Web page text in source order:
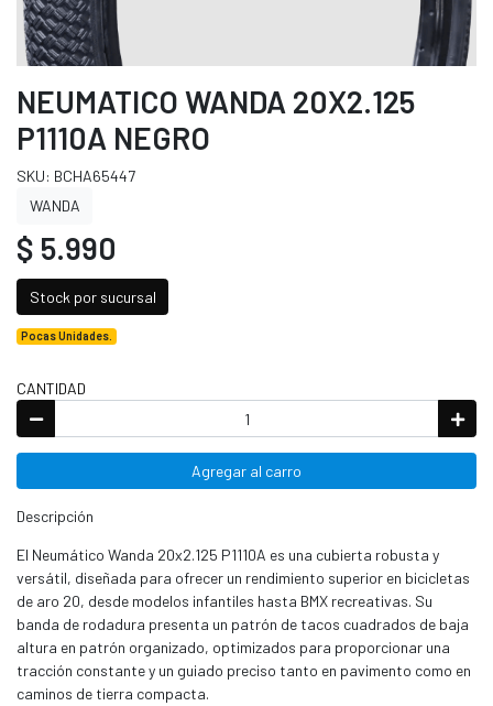
NEUMATICO WANDA 20X2.125
P1110A NEGRO
SKU: BCHA65447
WANDA
$ 5.990
Stock por sucursal
Pocas Unidades.
CANTIDAD
Agregar al carro
Descripción
El Neumático Wanda 20x2.125 P1110A es una cubierta robusta y
versátil, diseñada para ofrecer un rendimiento superior en bicicletas
de aro 20, desde modelos infantiles hasta BMX recreativas. Su
banda de rodadura presenta un patrón de tacos cuadrados de baja
altura en patrón organizado, optimizados para proporcionar una
tracción constante y un guiado preciso tanto en pavimento como en
caminos de tierra compacta.